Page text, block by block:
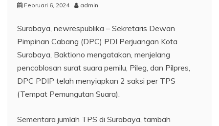
Februari 6, 2024 admin
Surabaya, newrespublika – Sekretaris Dewan
Pimpinan Cabang (DPC) PDI Perjuangan Kota
Surabaya, Baktiono mengatakan, menjelang
pencoblosan surat suara pemilu, Pileg, dan Pilpres,
DPC PDIP telah menyiapkan 2 saksi per TPS
(Tempat Pemungutan Suara).
Sementara jumlah TPS di Surabaya, tambah